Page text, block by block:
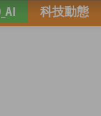
科技動態